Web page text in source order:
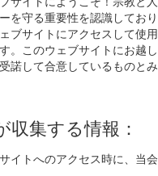
を守る重要性を認識してお
ブサイトにアクセスして使
。このウェブサイトにお越
諾して合意しているものとみ
収集する情報：
イトへのアクセス時に、当